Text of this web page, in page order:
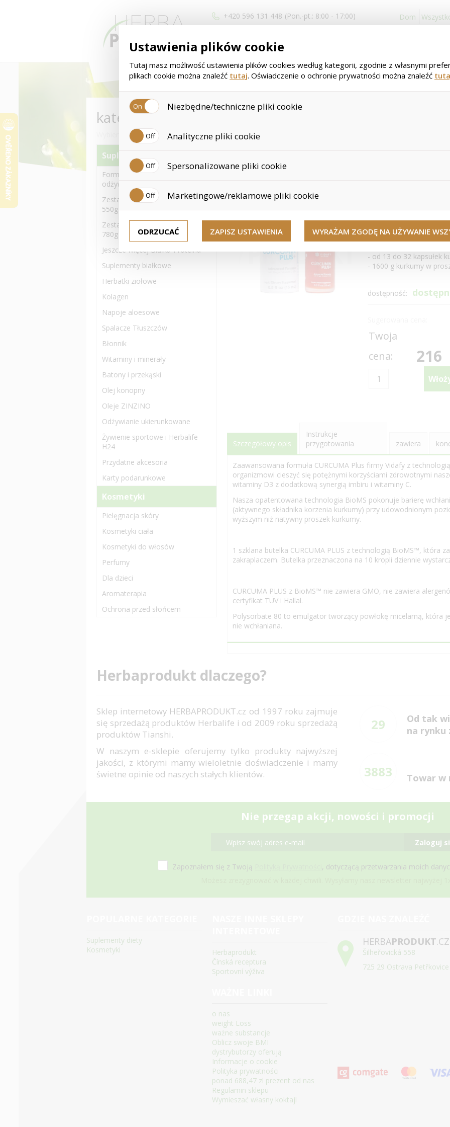
+420 596 131 448 (Pon.-pt.: 8:00 - 17:00) Dom
kategoria
Wybierz kategorię towarów
Suplementy diety
Formuła 1 i inne Koktajle
odżywcze
Zestawy z Formuła 1 koktajlem
550g
Zestawy z Formuła 1 koktajlem
780g
Jeszcze więcej Białka-Proteina
Suplementy białkowe
Herbatki ziołowe
Kolagen
Napoje aloesowe
Spalacze Tłuszczów
Błonnik
Witaminy i minerały
Batony i przekąski
Olej konopny
Oleje ZINZINO
Odżywianie ukierunkowane
Żywienie sportowe i Herbalife
H24
Przydatne akcesoria
Karty podarunkowe
Kosmetyki
Pielęgnacja skóry
Kosmetyki ciała
Kosmetyki do włosów
Perfumy
Dla dzieci
Aromaterapia
Ochrona przed słońcem
10 kropli
- od 13 do 32 kapsułek
- 1600 g kurkumy w
dostępność:
Twoja
cena:
216
Szczegółowy opis
Instrukcje
przygotowania
zawiera
Zaawansowana formuła CURCUMA Plus firmy Vidafy z
organizmowi cieszyć się potężnymi korzyściami zdrowotnymi
witaminy D3 z dodatkową synergią imbiru i witaminy C.
Nasza opatentowana technologia BioMS pokonuje barierę
(aktywnego składnika korzenia kurkumy) przy udowodnionym
wyższym niż natywny proszek kurkumy.
1 szklana butelka CURCUMA PLUS z technologią BioMS™, która
zakraplaczem. Butelka przeznaczona na 10 kropli dziennie
CURCUMA PLUS z BioMS™ nie zawiera GMO, nie zawiera
certyfikat TÜV i Hallal.
Polysorbate 80 to emulgator tworzący powłokę micelarną, która
nie wchłaniana.
Herbaprodukt dlaczego?
Sklep internetowy HERBAPRODUKT.cz od 1997 roku zajmuje
się sprzedażą produktów Herbalife i od 2009 roku sprzedażą
produktów Tianshi.
W naszym e-sklepie oferujemy tylko produkty najwyższej
jakości, z którymi mamy wieloletnie doświadczenie i mamy
świetne opinie od naszych stałych klientów.
29
Od tak
na rynku
3883 Towar w
Nie przegap akcji, nowości i promocji
Zaloguj
Zapoznałem się z Twoją
, dotyczącą przetwarzania moich
Suplementy diety
Kosmetyki
Herbaprodukt
Čínská receptura
Sportovní výživa
o nas
weight Loss
ważne substancje
Oblicz swoje BMI
dystrybutorzy oferują
Informacje o cookie
Polityka prywatności
ponad 688,47 zl prezent od nas
Regulamin sklepu
Wymieszać własny koktajl
HERBAPRODUKT.CZ
Šilheřovická 558
725 29 Ostrava Petřkovice
Ustawienia plików cookie
Tutaj masz możliwość ustawienia plików cookies według kategorii, zgodnie z własnymi
plikach cookie można znaleźć tutaj. Oświadczenie o ochronie prywatności można znaleźć
Niezbędne/techniczne pliki cookie
one m.in. do przechowywania produktów w koszyku, kontroli filtrów, a także wyrażenia zgody na
cookies. Twoja zgoda nie jest wymagana w przypadku tych plików cookie i nie można ich nawet
Analityczne pliki cookie
to już dane osobowe, ponieważ zanonimizowane pliki cookie nie mogą być przypisane do
nie możemy znaleźć odwiedzonych linków, przeglądanych towarów itp.
Spersonalizowane pliki cookie
doświadczenia zakupowe. Dzięki nim możemy bezpośrednio dostosować ofertę do Twoich
nieodpowiednich rekomendacji produktów lub innych nieistotnych ofert.
Marketingowe/reklamowe pliki cookie
ODRZUCAĆ ZAPISZ USTAWIENIA WYRAŻAM ZGODĘ NA UŻYWANIE